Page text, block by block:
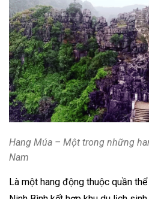
Hang Múa – Một trong những
Nam
Là một hang động thuộc quần